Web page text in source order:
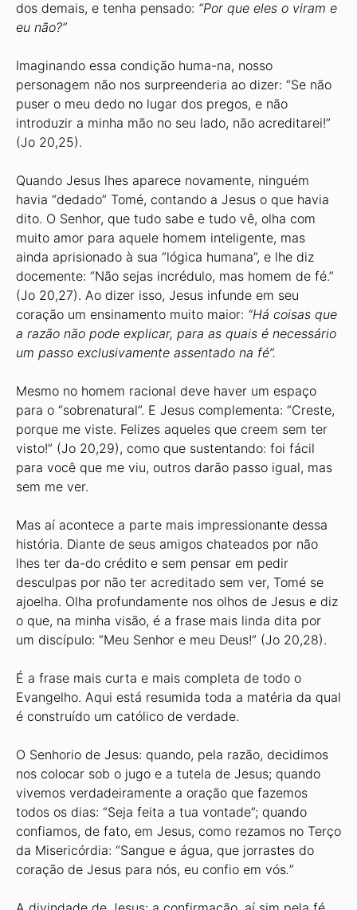
dos demais, e tenha pensado: “Por que eles o viram e
eu não?”
Imaginando essa condição huma-na, nosso
personagem não nos surpreenderia ao dizer: “Se não
puser o meu dedo no lugar dos pregos, e não
introduzir a minha mão no seu lado, não acreditarei!”
(Jo 20,25).
Quando Jesus lhes aparece novamente, ninguém
havia “dedado” Tomé, contando a Jesus o que havia
dito. O Senhor, que tudo sabe e tudo vê, olha com
muito amor para aquele homem inteligente, mas
ainda aprisionado à sua “lógica humana”, e lhe diz
docemente: “Não sejas incrédulo, mas homem de fé.”
(Jo 20,27). Ao dizer isso, Jesus infunde em seu
coração um ensinamento muito maior: “Há coisas que
a razão não pode explicar, para as quais é necessário
um passo exclusivamente assentado na fé”.
Mesmo no homem racional deve haver um espaço
para o “sobrenatural”. E Jesus complementa: “Creste,
porque me viste. Felizes aqueles que creem sem ter
visto!” (Jo 20,29), como que sustentando: foi fácil
para você que me viu, outros darão passo igual, mas
sem me ver.
Mas aí acontece a parte mais impressionante dessa
história. Diante de seus amigos chateados por não
lhes ter da-do crédito e sem pensar em pedir
desculpas por não ter acreditado sem ver, Tomé se
ajoelha. Olha profundamente nos olhos de Jesus e diz
o que, na minha visão, é a frase mais linda dita por
um discípulo: “Meu Senhor e meu Deus!” (Jo 20,28).
É a frase mais curta e mais completa de todo o
Evangelho. Aqui está resumida toda a matéria da qual
é construído um católico de verdade.
O Senhorio de Jesus: quando, pela razão, decidimos
nos colocar sob o jugo e a tutela de Jesus; quando
vivemos verdadeiramente a oração que fazemos
todos os dias: “Seja feita a tua vontade”; quando
confiamos, de fato, em Jesus, como rezamos no Terço
da Misericórdia: “Sangue e água, que jorrastes do
coração de Jesus para nós, eu confio em vós.”